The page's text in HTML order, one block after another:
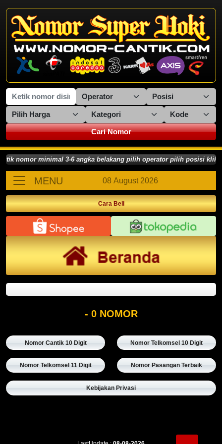
Cari Nomor
nomor minimal 3-6 angka belakang pilih operator pilih posisi
MENU 08 August 2026
Cara Beli
- 0 NOMOR
Nomor Cantik 10 Digit Nomor Telkomsel 10 Digit
Nomor Telkomsel 11 Digit Nomor Pasangan Terbaik
Kebijakan Privasi